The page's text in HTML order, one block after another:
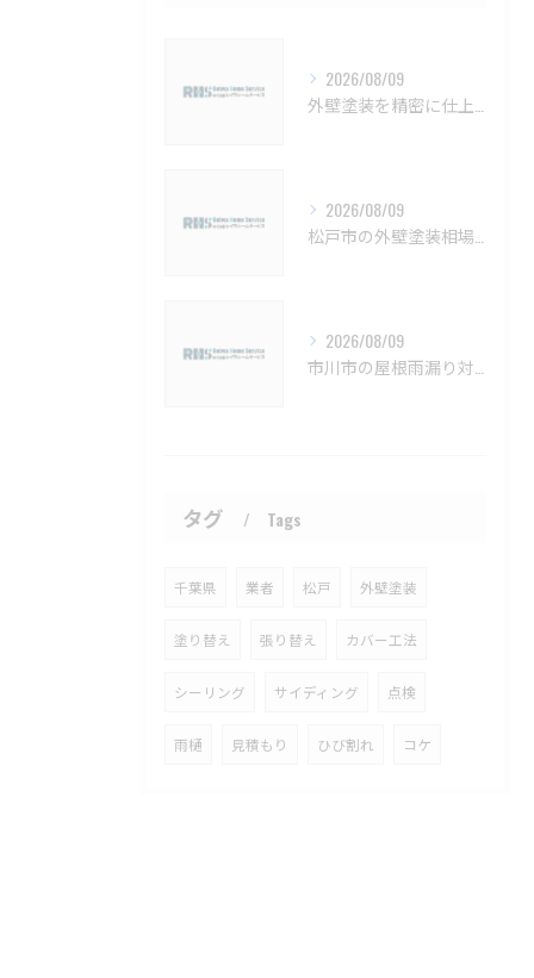
2026/08/09
2026/08/09
2026/08/09
タグ Tags
千葉県 業者 松戸 外壁塗装
塗り替え 張り替え カバー工法
シーリング サイディング 点検
雨樋 見積もり ひび割れ コケ